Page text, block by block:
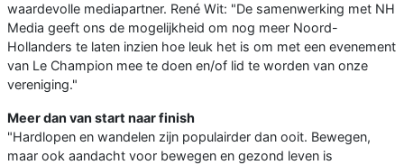
waardevolle mediapartner. René Wit: "De samenwerking met NH
Media geeft ons de mogelijkheid om nog meer Noord-
Hollanders te laten inzien hoe leuk het is om met een evenement
van Le Champion mee te doen en/of lid te worden van onze
vereniging."
Meer dan van start naar finish
"Hardlopen en wandelen zijn populairder dan ooit. Bewegen,
maar ook aandacht voor bewegen en gezond leven is